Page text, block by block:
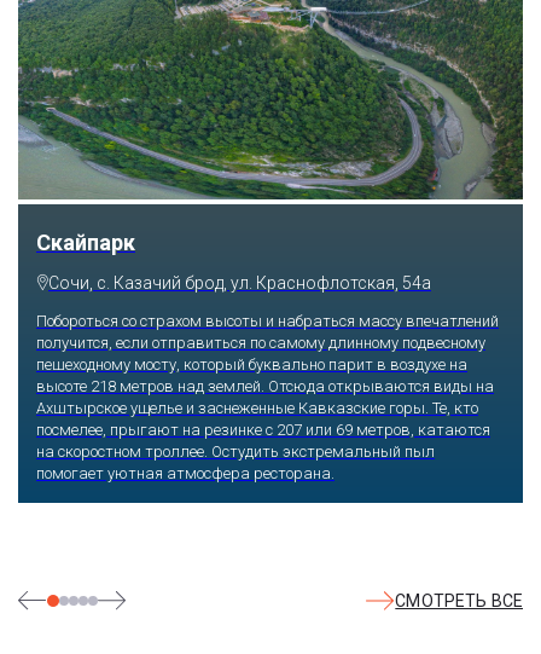
Парк «Ривьера»
Сочи, ул. Егорова, 1/6, микрорайон Центральный
Куда бы ни упал взгляд человека, он обязательно увидит здесь
что-то интересное, достойное занять значительное место в его
памяти и сердце. В парке множество привлекательных
скульптур, он всегда утопает в зелени и цветах. Не сосчитать
детских радостей: горок, каруселей, различных аттракционов.
Здесь комфортно заниматься спортом: есть теннисные корты и
уличные тренажеры.
СМОТРЕТЬ ВСЕ